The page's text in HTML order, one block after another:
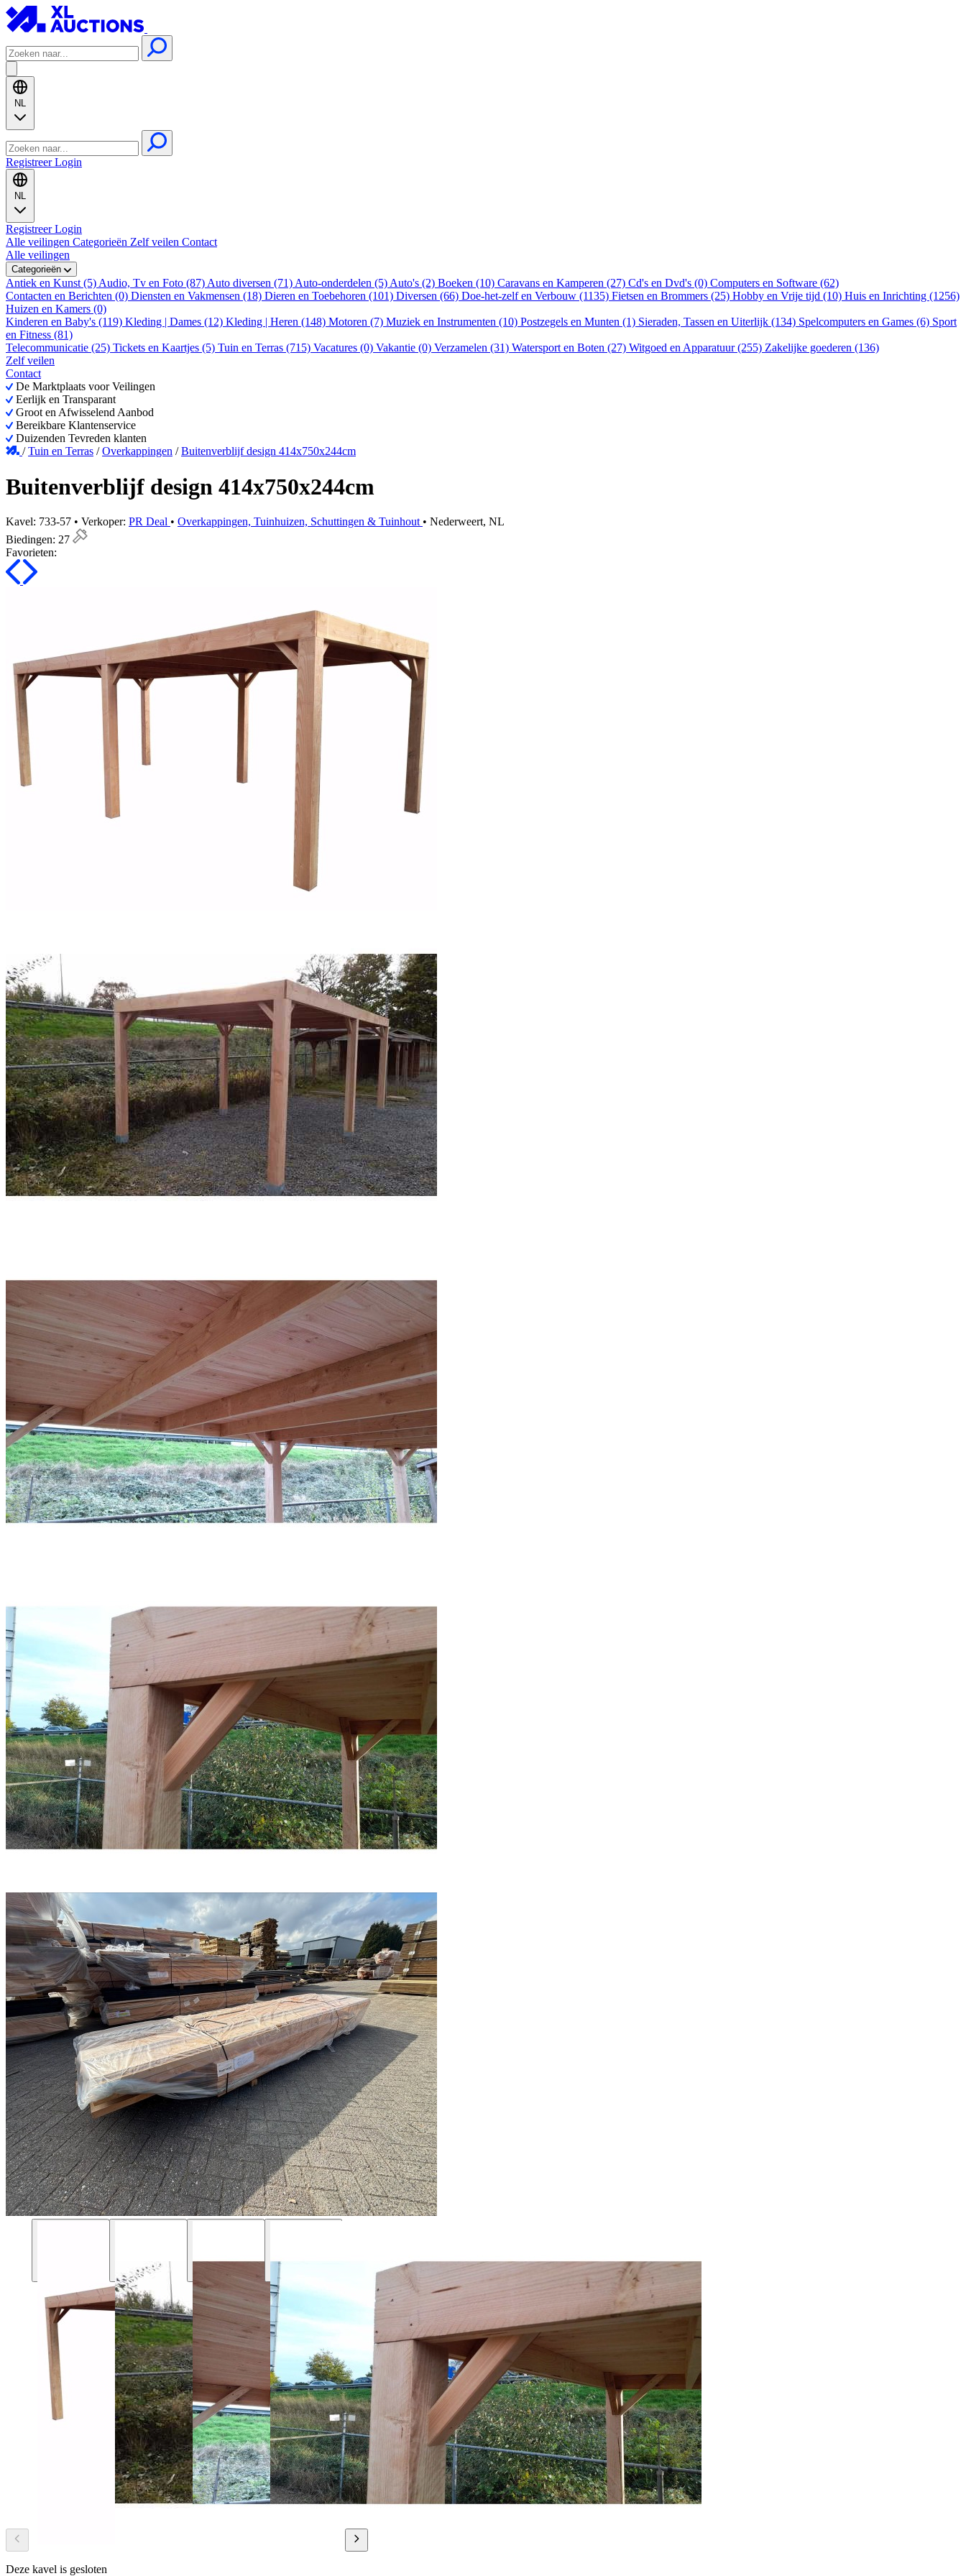
NL
RegistreerLogin
NL
RegistreerLogin
Alle veilingen Categorieën Zelf veilen Contact
Alle veilingen
Categorieën
Antiek en Kunst (5) Audio, Tv en Foto (87) Auto diversen (71) Auto-onderdelen (5) Auto's (2) Boeken (10) Caravans en Kamperen (27) Cd's en Dvd's (0) Computers en Software (62)
Contacten en Berichten (0) Diensten en Vakmensen (18) Dieren en Toebehoren (101) Diversen (66) Doe-het-zelf en Verbouw (1135) Fietsen en Brommers (25) Hobby en Vrije tijd (10) Huis en Inrichting (1256)
Huizen en Kamers (0)
Kinderen en Baby's (119) Kleding | Dames (12) Kleding | Heren (148) Motoren (7) Muziek en Instrumenten (10) Postzegels en Munten (1) Sieraden, Tassen en Uiterlijk (134) Spelcomputers en Games (6) Sport
en Fitness (81)
Telecommunicatie (25) Tickets en Kaartjes (5) Tuin en Terras (715) Vacatures (0) Vakantie (0) Verzamelen (31) Watersport en Boten (27) Witgoed en Apparatuur (255) Zakelijke goederen (136)
Zelf veilen
Contact
De Marktplaats voor Veilingen
Eerlijk en Transparant
Groot en Afwisselend Aanbod
Bereikbare Klantenservice
Duizenden Tevreden klanten
/Tuin en Terras /Overkappingen /Buitenverblijf design 414x750x244cm
Buitenverblijf design 414x750x244cm
Kavel: 733-57 • Verkoper: PR Deal • Overkappingen, Tuinhuizen, Schuttingen & Tuinhout • Nederweert, NL
Biedingen: 27
Favorieten:
Deze kavel is gesloten